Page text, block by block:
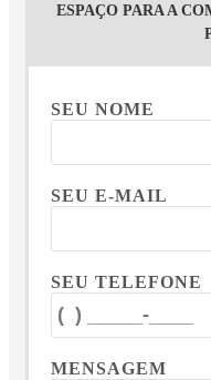
ESPAÇO PARA A
SEU NOME
SEU E-MAIL
SEU TELEFONE
MENSAGEM